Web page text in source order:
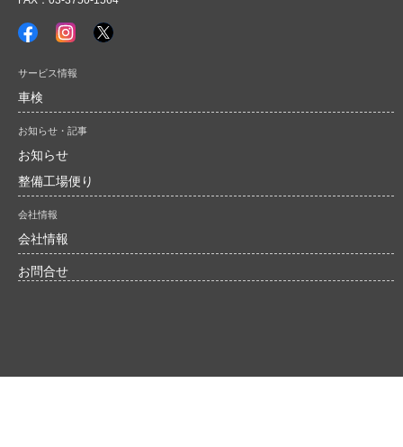
・会社情報
お問合せ
サービス情報
車検
お知らせ・記事
お知らせ
整備工場便り
会社情報
会社情報
お問合せ